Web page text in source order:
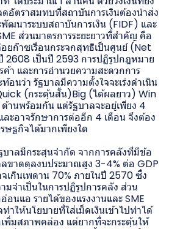
อัตราสมทบที่สถาบันการเงินต้องนำส่ง
ฒนาระบบสถาบันการเงิน (FIDF) และ
ส่วนมาตรการระยะยาวที่สำคัญ คือ
ยก๊าซเรือนกระจกสุทธิเป็นศูนย์ (Net
2608 เป็นปี 2593 การปฏิรูปกฎหมาย
า และการอำนวยความสะดวกการ
นว่า รัฐบาลมีความตั้งใจจะเร่งดำเนิน
(กระตุ้นสั้น)Big (ได้ผลยาว) Win
านพร้อมกัน แต่รัฐบาลจะอยู่เพียง 4
ะอาจรักษาการต่ออีก 4 เดือน จึงต้อง
ษฐกิจได้มากเพียงใด
บาลมีกระสุนจำกัด จากการคลังที่มีข้อ
ขาดดุลงบประมาณสูง 3-4% ต่อ GDP
เกินเพดาน 70% ภายในปี 2570 ซึ่ง
มจำเป็นในการปฏิรูปการคลัง ส่วน
อนแอ รายได้ของแรงงานและ SME
ำให้นโยบายที่ใส่เม็ดเงินเข้าไปทำได้
พิ่มสภาพคล่อง แต่ยากที่จะกระตุ้นให้